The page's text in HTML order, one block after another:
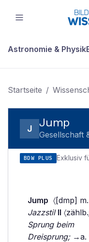
Astronomie & Physik
Startseite /
J Jump
Gesellschaft
BDW PLUS Exklusiv
Jump 〈[dmp] m.
Jazzstil II
Sprung beim
Dreisprung;→a.